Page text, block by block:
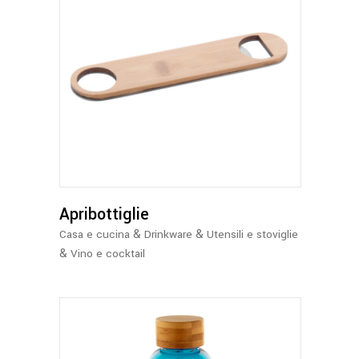
Apribottiglie
Casa e cucina & Drinkware & Utensili e stoviglie
& Vino e cocktail